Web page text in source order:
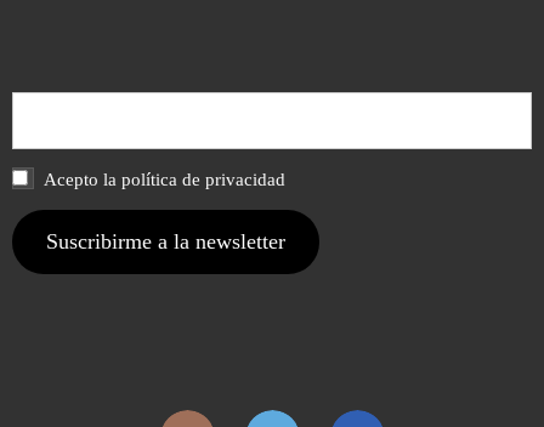
Acepto la política de privacidad